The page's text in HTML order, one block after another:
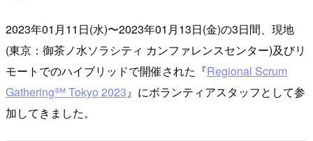
2023年01月11日(水)〜2023年01月13日(金)の3日間、現地
(東京：御茶ノ水ソラシティ カンファレンスセンター)及びリ
モートでのハイブリッドで開催された『Regional Scrum
Gathering℠ Tokyo 2023 』にボランティアスタッフとして参
加してきました。